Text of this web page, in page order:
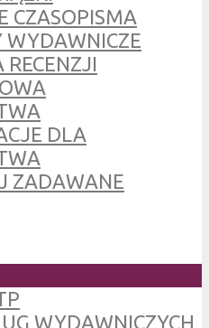
CZASOPISMA
WYDAWNICZE
RECENZJI
DLA
ZADAWANE
WYDAWNICZYCH